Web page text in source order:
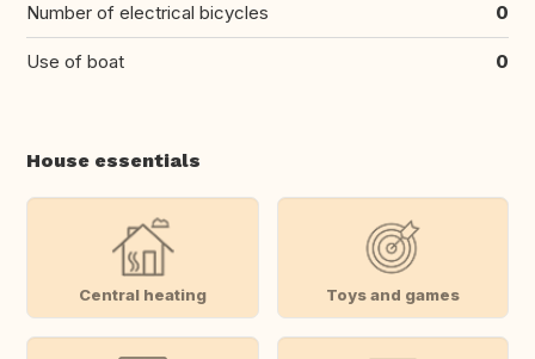
Number of electrical bicycles 0
Use of boat 0
House essentials
Central heating Toys and games